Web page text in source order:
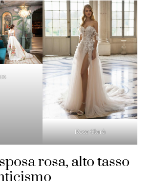
Rosa Clarà
rosa, alto tasso